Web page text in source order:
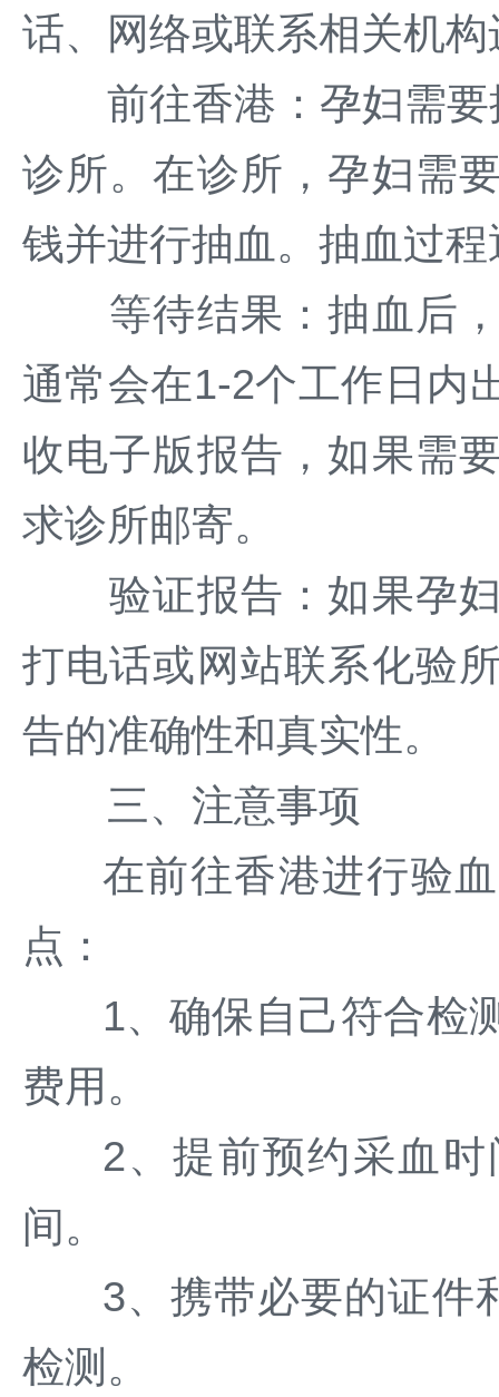
话、网络或联系相关机构
前往香港：孕妇需要
诊所。在诊所，孕妇需
钱并进行抽血。抽血过
等待结果：抽血后，
通常会在1-2个工作日内
收电子版报告，如果需
求诊所邮寄。
验证报告：如果孕妇
打电话或网站联系化验
告的准确性和真实性。
三、注意事项
在前往香港进行验
点：
1、确保自己符合检
费用。
2、提前预约采血
间。
3、携带必要的证件
检测。